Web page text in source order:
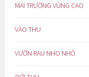
MÁI TRƯỜNG VÙNG CAO
VÀO THU
VƯỜN RAU NHO NHỎ